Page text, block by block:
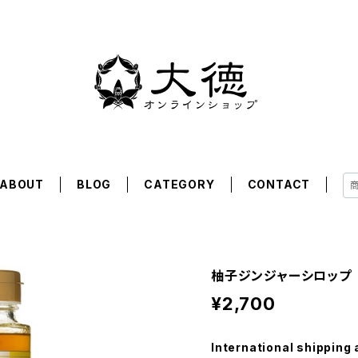
BLOG CATEGORY CONTACT
柚子ジンジャーシロップ
¥2,700
International shipping